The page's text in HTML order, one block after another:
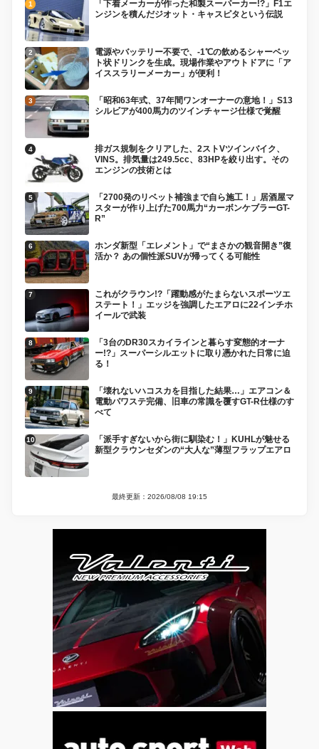
「下着メーカーが作った和製スーパーカー!?」F1エ
ンジンを積んだジオット・キャスピタという伝説
電源やバッテリー不要で、-1℃の飲めるシャーベッ
ト状ドリンクを生成。現場作業やアウトドアに「ア
イススラリーメーカー」が便利！
「昭和63年式、37年間ワンオーナーの意地！」S13
シルビアが400馬力のツインチャージ仕様で覚醒
排ガス規制をクリアした、2ストVツインバイク、
VINS。排気量は249.5cc、83HPを絞り出す。その
エンジンの技術とは
「2700発のリベット補強まで自ら施工！」居酒屋マ
スターが作り上げた700馬力“カーボンケブラーGT-
R”
ホンダ新型「エレメント」で“まさかの観音開き”復
活か？ あの個性派SUVが帰ってくる可能性
これがクラウン!?「躍動感がたまらないスポーツエ
ステート！」エッジを強調したエアロに22インチホ
イールで武装
「3台のDR30スカイラインと暮らす変態的オーナ
ー!?」スーパーシルエットに取り憑かれた日常に迫
る！
「壊れないハコスカを目指した結果…」エアコン＆
電動パワステ完備、旧車の常識を覆すGT-R仕様のす
べて
「派手すぎないから街に馴染む！」KUHLが魅せる
新型クラウンセダンの“大人な”薄型フラップエアロ
最終更新：2026/08/08 19:15